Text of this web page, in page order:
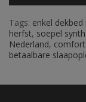
Tags: enkel
herfst, soepel
Nederland,
betaalbare